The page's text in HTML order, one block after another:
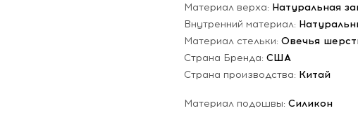
Материал верха: Натуральная
Внутренний материал:
Материал стельки: Овечья
Страна Бренда: США
Страна производства: Китай
Материал подошвы: Силикон